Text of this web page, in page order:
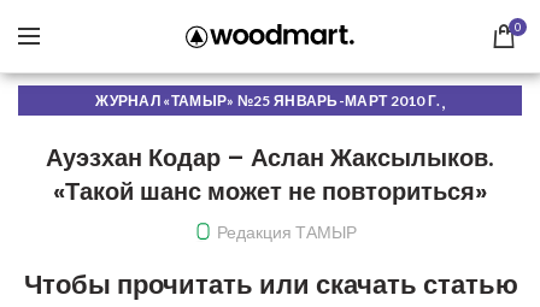
0
ЖУРНАЛ «ТАМЫР» №25 ЯНВАРЬ-МАРТ 2010 Г. ,
Ауэзхан Кодар – Аслан Жаксылыков.
«Такой шанс может не повториться»
Редакция ТАМЫР
Чтобы прочитать или скачать статью